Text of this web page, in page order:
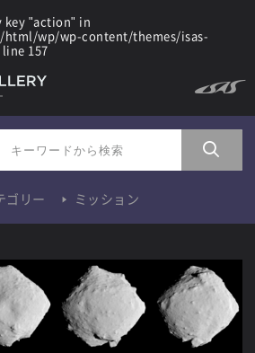
key "action" in
html/wp/wp-content/themes/isas-
157
ゴリー ミッション